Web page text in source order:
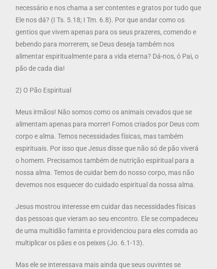
necessário e nos chama a ser contentes e gratos por tudo que
Ele nos dá? (I Ts. 5.18; I Tm. 6.8). Por que andar como os
gentios que vivem apenas para os seus prazeres, comendo e
bebendo para morrerem, se Deus deseja também nos
alimentar espiritualmente para a vida eterna? Dá-nos, ó Pai, o
pão de cada dia!
2) O Pão Espiritual
Meus irmãos! Não somos como os animais cevados que se
alimentam apenas para morrer! Fomos criados por Deus com
corpo e alma. Temos necessidades físicas, mas também
espirituais. Por isso que Jesus disse que não só de pão viverá
o homem. Precisamos também de nutrição espiritual para a
nossa alma. Temos de cuidar bem do nosso corpo, mas não
devemos nos esquecer do cuidado espiritual da nossa alma.
Jesus mostrou interesse em cuidar das necessidades físicas
das pessoas que vieram ao seu encontro. Ele se compadeceu
de uma multidão faminta e providenciou para eles comida ao
multiplicar os pães e os peixes (Jo. 6.1-13).
Mas ele se interessava mais ainda que seus ouvintes se